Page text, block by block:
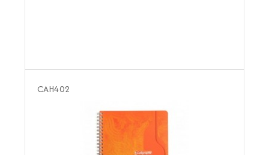
CAH402